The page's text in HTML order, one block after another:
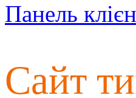
Панель
Сайт